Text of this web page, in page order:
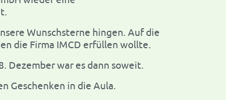
Wunschsterne hingen. Auf die
die Firma IMCD erfüllen wollte.
Dezember war es dann soweit.
Geschenken in die Aula.